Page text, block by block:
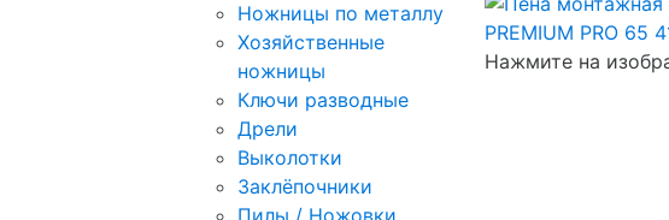
Ножницы по металлу
Хозяйственные
ножницы
Ключи разводные
Дрели
Выколотки
Заклёпочники
Пилы / Ножовки
Нажмите на